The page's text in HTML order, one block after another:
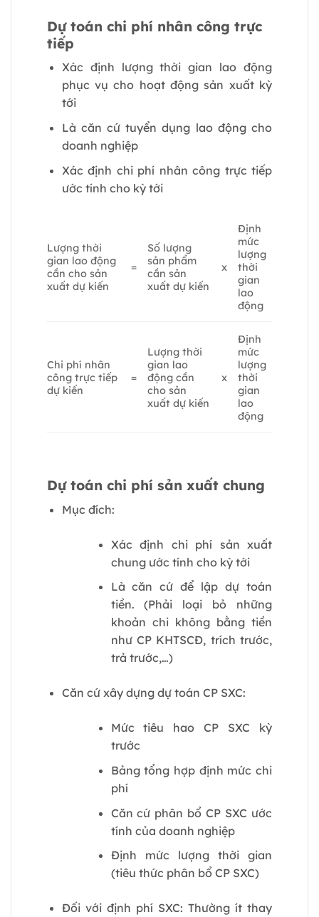
Dự toán chi phí nhân công trực
tiếp
Xác định lượng thời gian lao động
phục vụ cho hoạt động sản xuất kỳ
tới
Là căn cứ tuyển dụng lao động cho
doanh nghiệp
Xác định chi phí nhân công trực tiếp
ước tính cho kỳ tới
Lượng thời
gian lao động
cần cho sản
xuất dự kiến
=
Số lượng
sản phẩm
cần sản
xuất dự kiến
x
Định
mức
lượng
thời
gian
lao
động
Chi phí nhân
công trực tiếp
dự kiến
=
Lượng thời
gian lao
động cần
cho sản
xuất dự kiến
x
Định
mức
lượng
thời
gian
lao
động
Dự toán chi phí sản xuất chung
Mục đích:
Xác định chi phí sản xuất
chung ước tính cho kỳ tới
Là căn cứ để lập dự toán
tiền. (Phải loại bỏ những
khoản chi không bằng tiền
như CP KHTSCĐ, trích trước,
trả trước,…)
Căn cứ xây dựng dự toán CP SXC:
Mức tiêu hao CP SXC kỳ
trước
Bảng tổng hợp định mức chi
phí
Căn cứ phân bổ CP SXC ước
tính của doanh nghiệp
Định mức lượng thời gian
(tiêu thức phân bổ CP SXC)
Đối với định phí SXC: Thường ít thay